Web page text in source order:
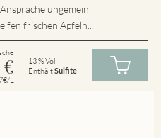
ungemein
frischen Äpfeln...
€
L
13 % Vol
EnthältSulfite